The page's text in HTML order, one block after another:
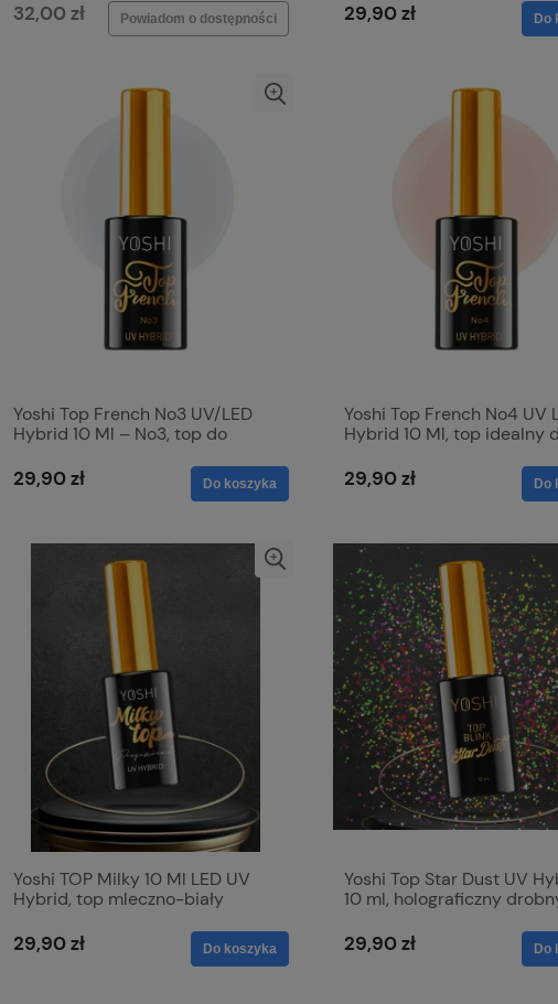
Excellent PRO Colors Limited
825 7g , lakier hybrydowy
16,00 zł
19,00 zł
Najniższa cena:
Do koszyka
Excellent PRO Colors Limited
806 7g, lakier hybrydowy
16,00 zł
19,00 zł
Najniższa cena:
Do
32,00 zł Powiadom o dostępności 29,90 zł Do
Yoshi Top French No3 UV/LED
Hybrid 10 Ml – No3, top do
białym
29,90 zł Do koszyka
Yoshi Top French No4 UV
Hybrid 10 Ml, top idealny
cielistym, beżowym
29,90 zł Do
Yoshi TOP Milky 10 Ml LED UV
Hybrid, top mleczno-biały
29,90 zł Do koszyka
Yoshi Top Star Dust UV
10 ml, holograficzny
29,90 zł Do